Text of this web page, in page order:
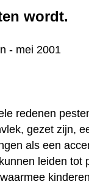
wordt.
- mei 2001
redenen
gezet zijn,
als een
leiden tot